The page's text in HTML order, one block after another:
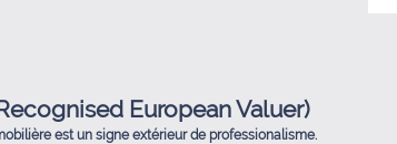
European Valuer)
est un signe extérieur de professionalisme.